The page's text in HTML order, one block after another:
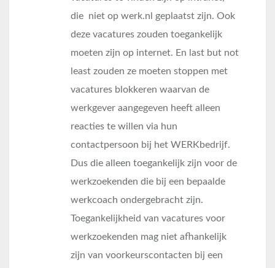
die niet op werk.nl geplaatst zijn. Ook
deze vacatures zouden toegankelijk
moeten zijn op internet. En last but not
least zouden ze moeten stoppen met
vacatures blokkeren waarvan de
werkgever aangegeven heeft alleen
reacties te willen via hun
contactpersoon bij het WERKbedrijf.
Dus die alleen toegankelijk zijn voor de
werkzoekenden die bij een bepaalde
werkcoach ondergebracht zijn.
Toegankelijkheid van vacatures voor
werkzoekenden mag niet afhankelijk
zijn van voorkeurscontacten bij een